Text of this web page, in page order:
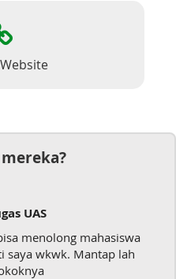
UAS
menolong mahasiswa
saya wkwk. Mantap lah